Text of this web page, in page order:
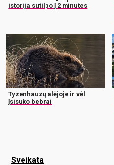
istorija sutilpo į 2 minutes
Tyzenhauzų alėjoje ir vėl
įsisuko bebrai
Sveikata